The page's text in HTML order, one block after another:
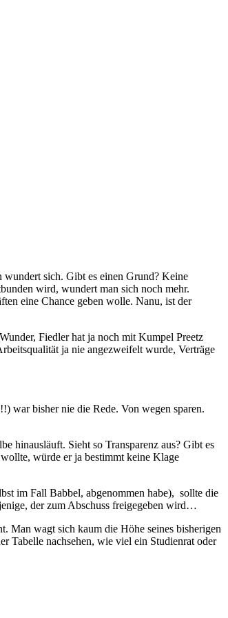
wundert sich. Gibt es einen Grund? Keine
wird, wundert man sich noch mehr.
eine Chance geben wolle. Nanu, ist der
Fiedler hat ja noch mit Kumpel Preetz
ja nie angezweifelt wurde, Verträge
war bisher nie die Rede. Von wegen sparen.
hinausläuft. Sieht so Transparenz aus? Gibt es
würde er ja bestimmt keine Klage
im Fall Babbel, abgenommen habe), sollte die
der zum Abschuss freigegeben wird…
Man wagt sich kaum die Höhe seines bisherigen
Tabelle nachsehen, wie viel ein Studienrat oder